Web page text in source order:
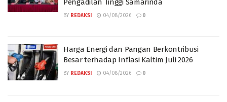
Pengadilan Tinggi Samarinda
BY REDAKSI 04/08/2026 0
Harga Energi dan Pangan Berkontribusi
Besar terhadap Inflasi Kaltim Juli 2026
BY REDAKSI 04/08/2026 0